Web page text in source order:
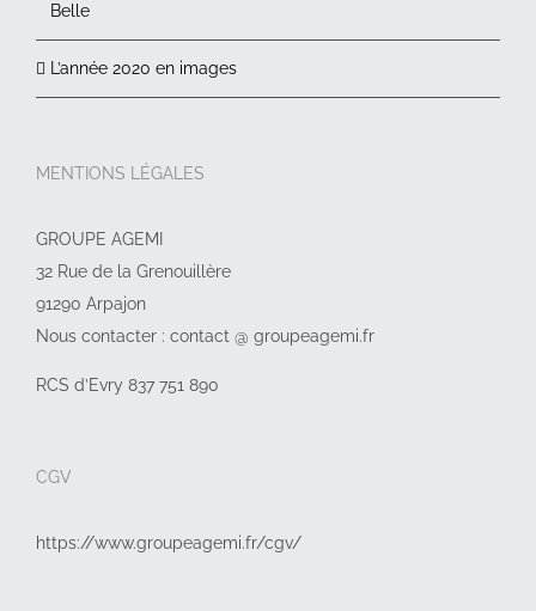
Belle
L’année 2020 en images
MENTIONS LÉGALES
GROUPE AGEMI
32 Rue de la Grenouillère
91290 Arpajon
Nous contacter : contact @ groupeagemi.fr
RCS d’Evry 837 751 890
CGV
https://www.groupeagemi.fr/cgv/